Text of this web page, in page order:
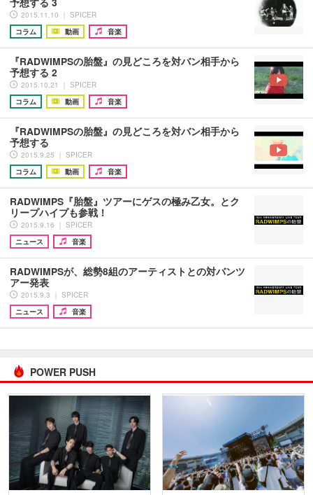
2015.11.10 ｜ SPICER
コラム
動画 音楽
『RADWIMPSの胎盤』の見どころを対バン相手から
予想する 2
2015.10.21 ｜ SPICER
コラム
動画 音楽
『RADWIMPSの胎盤』の見どころを対バン相手から
予想する
2015.9.25 ｜ SPICER
コラム
動画 音楽
RADWIMPS『胎盤』ツアーにゲスの極み乙女。とク
リープハイプも参戦！
2015.9.16 ｜ SPICER
ニュース
音楽
RADWIMPSが、総勢8組のアーティストとの対バンツ
アー発表
2015.9.3 ｜ SPICER
ニュース
音楽
POWER PUSH